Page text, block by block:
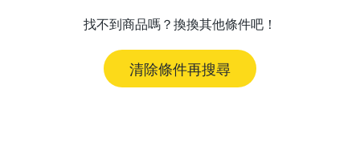
找不到商品嗎？換換其他條件吧！
清除條件再搜尋